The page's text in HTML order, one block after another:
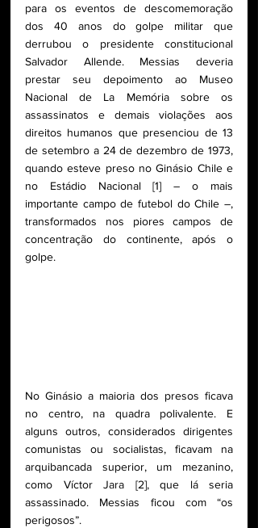
para os eventos de descomemoração
dos 40 anos do golpe militar que
derrubou o presidente constitucional
Salvador Allende. Messias deveria
prestar seu depoimento ao Museo
Nacional de La Memória sobre os
assassinatos e demais violações aos
direitos humanos que presenciou de 13
de setembro a 24 de dezembro de 1973,
quando esteve preso no Ginásio Chile e
no Estádio Nacional [1] – o mais
importante campo de futebol do Chile –,
transformados nos piores campos de
concentração do continente, após o
golpe.
No Ginásio a maioria dos presos ficava
no centro, na quadra polivalente. E
alguns outros, considerados dirigentes
comunistas ou socialistas, ficavam na
arquibancada superior, um mezanino,
como Víctor Jara [2], que lá seria
assassinado. Messias ficou com “os
perigosos”.